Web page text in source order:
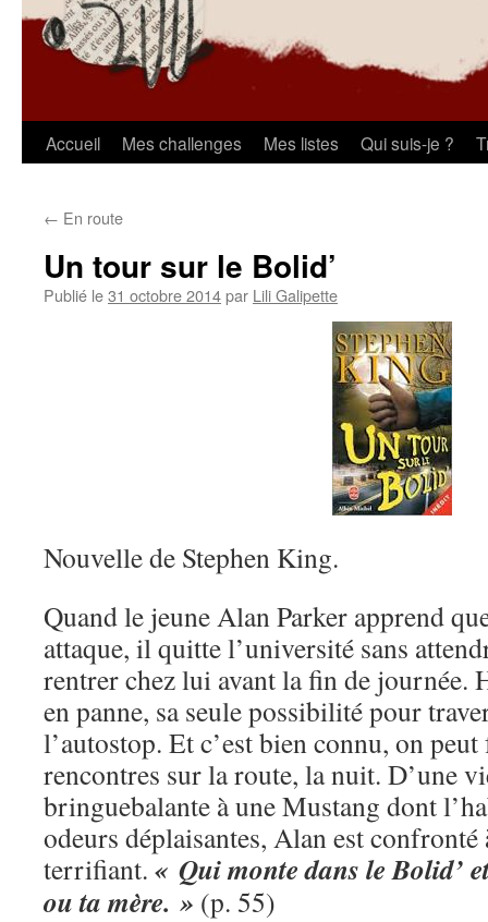
Aller
contenu
Accueil Mes challenges Mes listes Qui suis-je ?
← En route
Un tour sur le Bolid’
Publié le31 octobre 2014par Lili Galipette
Nouvelle de Stephen King.
Quand le jeune Alan Parker apprend
attaque, il quitte l’université sans
rentrer chez lui avant la fin de journée.
en panne, sa seule possibilité pour
l’autostop. Et c’est bien connu, on
rencontres sur la route, la nuit. D’une
bringuebalante à une Mustang dont
odeurs déplaisantes, Alan est
terrifiant. « Qui monte dans le Bolid’
ou ta mère. » (p. 55)